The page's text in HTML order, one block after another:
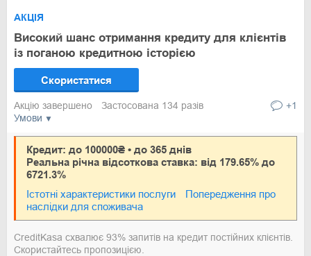
Умови
АКЦІЯ
Високий шанс отримання кредиту для клієнтів
із поганою кредитною історією
Скористатися
Акцію завершено Застосована 134 разів +1
Кредит: до 100000₴ • до 365 днів
Реальна річна відсоткова ставка: від 179.65% до
6721.3%
Істотні характеристики послуги
Попередження про
наслідки для споживача
CreditKasa схвалює 93% запитів на кредит постійних клієнтів.
Скористайтесь пропозицією.